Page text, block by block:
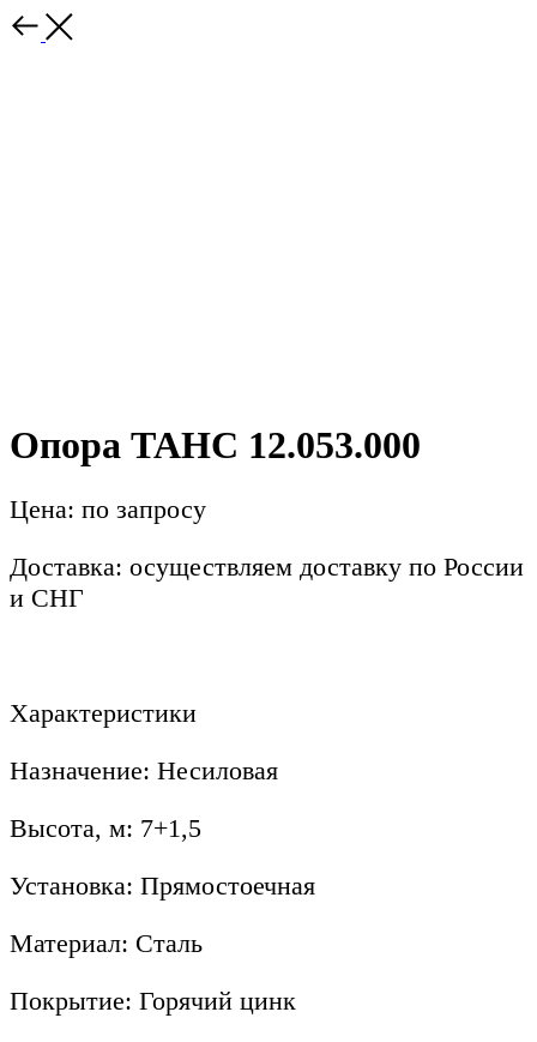
Опора ТАНС 12.053.000
Цена: по запросу
Доставка: осуществляем доставку по России
и СНГ
Характеристики
Назначение: Несиловая
Высота, м: 7+1,5
Установка: Прямостоечная
Материал: Сталь
Покрытие: Горячий цинк